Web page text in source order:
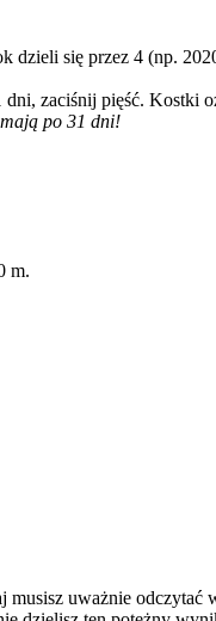
dzieli się przez 4 (np.
zaciśnij pięść. Kostki
po 31 dni!
m.
uważnie